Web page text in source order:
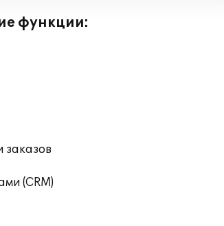
функции:
заказов
(CRM)